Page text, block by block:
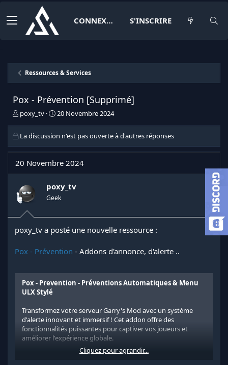
CONNEXION S'INSCRIRE
Ressources & Services
Pox - Prévention [Supprimé]
I
t
i
a
t
u
r
d
e
a
i
u
n
poxy_tv
D
e
d
d
b
u
20 Novembre 2024
La discussion n'est pas ouverte à d'autres réponses
20 Novembre 2024
poxy_tv
Geek
poxy_tv a posté une nouvelle ressource :
Pox - Prévention - Addons d'annonce, d'alerte ..
Pox - Prevention - Préventions Automatiques & Menu
ULX Stylé
Transformez votre serveur Garry's Mod avec un système
d'alerte innovant et immersif ! Cet addon offre des
fonctionnalités puissantes pour captiver vos joueurs et
améliorer l'expérience globale.
Fonctionnalités principales :
Cliquez pour agrandir...